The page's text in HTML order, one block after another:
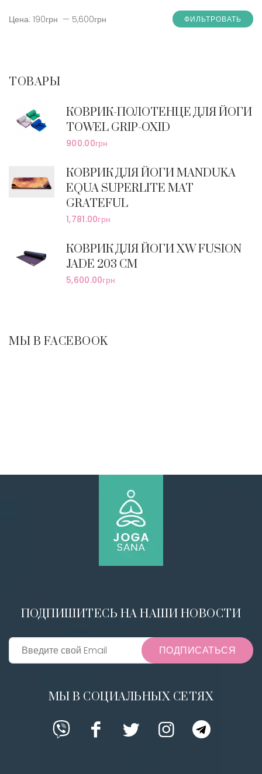
ФИЛЬТРОВАТЬ
Цена: 190грн — 5,600грн
ТОВАРЫ
КОВРИК-ПОЛОТЕНЦЕ ДЛЯ ЙОГИ
TOWEL GRIP-OXID
900.00грн
КОВРИК ДЛЯ ЙОГИ MANDUKA
EQUA SUPERLITE MAT
GRATEFUL
1,781.00грн
КОВРИК ДЛЯ ЙОГИ XW FUSION
JADE 203 СМ
5,600.00грн
МЫ В FACEBOOK
ПОДПИШИТЕСЬ НА НАШИ НОВОСТИ
ПОДПИСАТЬСЯ
МЫ В СОЦИАЛЬНЫХ СЕТЯХ